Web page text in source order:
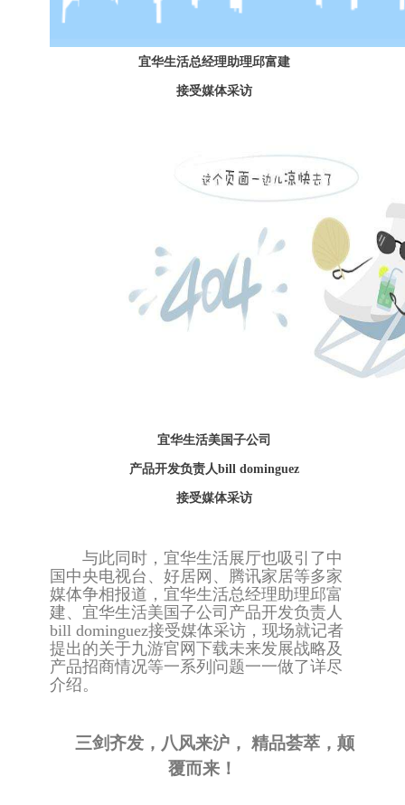
宜华生活总经理助理邱富建
接受媒体采访
宜华生活美国子公司
产品开发负责人bill dominguez
接受媒体采访
与此同时，宜华生活展厅也吸引了中
国中央电视台、好居网、腾讯家居等多家
媒体争相报道，宜华生活总经理助理邱富
建、宜华生活美国子公司产品开发负责人
bill dominguez接受媒体采访，现场就记者
提出的关于九游官网下载未来发展战略及
产品招商情况等一系列问题一一做了详尽
介绍。
三剑齐发，八风来沪， 精品荟萃，颠
覆而来！